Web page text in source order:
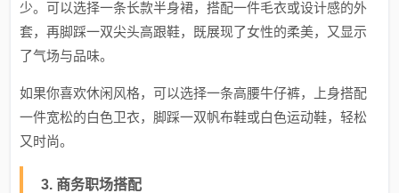
少。可以选择一条长款半身裙，搭配一件毛衣或设计感的外
套，再脚踩一双尖头高跟鞋，既展现了女性的柔美，又显示
了气场与品味。
如果你喜欢休闲风格，可以选择一条高腰牛仔裤，上身搭配
一件宽松的白色卫衣，脚踩一双帆布鞋或白色运动鞋，轻松
又时尚。
3. 商务职场搭配